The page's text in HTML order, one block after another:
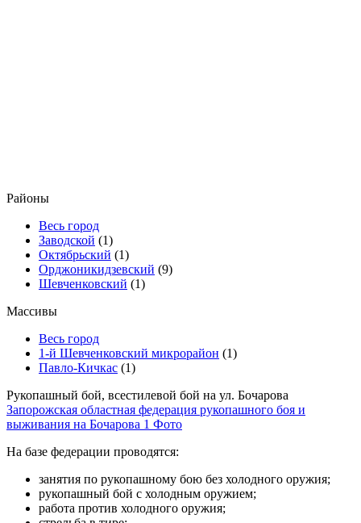
Районы
Весь город
Заводской (1)
Октябрьский (1)
Орджоникидзевский (9)
Шевченковский (1)
Массивы
Весь город
1-й Шевченковский микрорайон (1)
Павло-Кичкас (1)
Рукопашный бой, всестилевой бой на ул. Бочарова
Запорожская областная федерация рукопашного боя и
выживания на Бочарова 1 Фото
На базе федерации проводятся:
занятия по рукопашному бою без холодного оружия;
рукопашный бой с холодным оружием;
работа против холодного оружия;